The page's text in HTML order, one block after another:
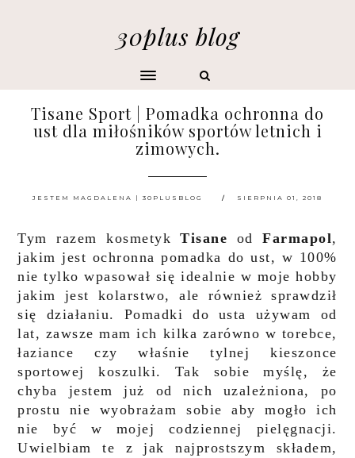
30plus blog
Tisane Sport | Pomadka ochronna do
ust dla miłośników sportów letnich i
zimowych.
JESTEM MAGDALENA | 30PLUSBLOG SIERPNIA 01, 2018
Tym razem kosmetykTisane odFarmapol,
jakim jest ochronna pomadka do ust, w 100%
nie tylko wpasował się idealnie w moje hobby
jakim jest kolarstwo, ale również sprawdził
się działaniu. Pomadki do usta używam od
lat, zawsze mam ich kilka zarówno w torebce,
łaziance czy właśnie tylnej kieszonce
sportowej koszulki. Tak sobie myślę, że
chyba jestem już od nich uzależniona, po
prostu nie wyobrażam sobie aby mogło ich
nie być w mojej codziennej pielęgnacji.
Uwielbiam te z jak najprostszym składem,